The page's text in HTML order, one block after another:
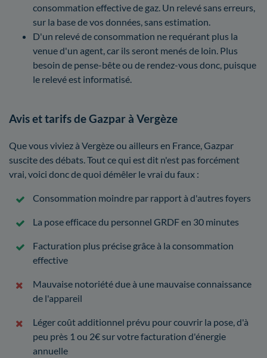
consommation effective de gaz. Un relevé sans erreurs,
sur la base de vos données, sans estimation.
D'un relevé de consommation ne requérant plus la
venue d'un agent, car ils seront menés de loin. Plus
besoin de pense-bête ou de rendez-vous donc, puisque
le relevé est informatisé.
Avis et tarifs de Gazpar à Vergèze
Que vous viviez à Vergèze ou ailleurs en France, Gazpar
suscite des débats. Tout ce qui est dit n'est pas forcément
vrai, voici donc de quoi démêler le vrai du faux :
Consommation moindre par rapport à d'autres foyers
La pose efficace du personnel GRDF en 30 minutes
Facturation plus précise grâce à la consommation
effective
Mauvaise notoriété due à une mauvaise connaissance
de l'appareil
Léger coût additionnel prévu pour couvrir la pose, d'à
peu près 1 ou 2€ sur votre facturation d'énergie
annuelle